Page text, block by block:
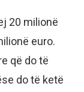
20 milionë
euro.
që do të
do të ketë